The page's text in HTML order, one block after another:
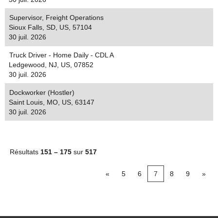
Supervisor, Freight Operations
Sioux Falls, SD, US, 57104
30 juil. 2026
Truck Driver - Home Daily - CDL A
Ledgewood, NJ, US, 07852
30 juil. 2026
Dockworker (Hostler)
Saint Louis, MO, US, 63147
30 juil. 2026
Résultats 151 – 175 sur 517
« 5 6 7 8 9 »